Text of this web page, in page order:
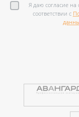
Я даю согласие на
соответствии с